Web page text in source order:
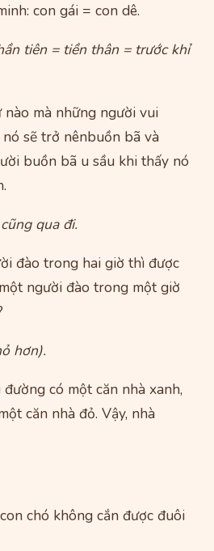
con gái = con dê.
tiên = tiền thân = trước khỉ
nào mà những người vui
sẽ trở nênbuồn bã và
buồn bã u sầu khi thấy nó
qua đi.
đào trong hai giờ thì được
người đào trong một giờ
hơn).
có một căn nhà xanh,
căn nhà đỏ. Vậy, nhà
chó không cắn được đuôi